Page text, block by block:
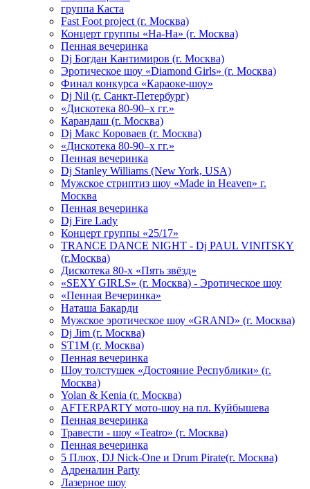
группа Каста
Fast Foot project (г. Москва)
Концерт группы «На-На» (г. Москва)
Пенная вечеринка
Dj Богдан Кантимиров (г. Москва)
Эротическое шоу «Diamond Girls» (г. Москва)
Финал конкурса «Караоке-шоу»
Dj Nil (г. Санкт-Петербург)
«Дискотека 80-90–х гг.»
Карандаш (г. Москва)
Dj Макс Короваев (г. Москва)
«Дискотека 80-90–х гг.»
Пенная вечеринка
Dj Stanley Williams (New York, USA)
Мужское стриптиз шоу «Made in Heaven» г.
Москва
Пенная вечеринка
Dj Fire Lady
Концерт группы «25/17»
TRANCE DANCE NIGHT - Dj PAUL VINITSKY
(г.Москва)
Дискотека 80-х «Пять звёзд»
«SEXY GIRLS» (г. Москва) - Эротическое шоу
«Пенная Вечеринка»
Hаташа Бакарди
Мужское эротическое шоу «GRAND» (г. Москва)
Dj Jim (г. Москва)
ST1M (г. Москва)
Пенная вечеринка
Шоу толстушек «Достояние Республики» (г.
Москва)
Yolan & Kenia (г. Москва)
AFTERPARTY мото-шоу на пл. Куйбышева
Пенная вечеринка
Травести - шоу «Teatro» (г. Москва)
Пенная вечеринка
5 Плюх, DJ Nick-One и Drum Pirate(г. Москва)
Адреналин Party
Лазерное шоу